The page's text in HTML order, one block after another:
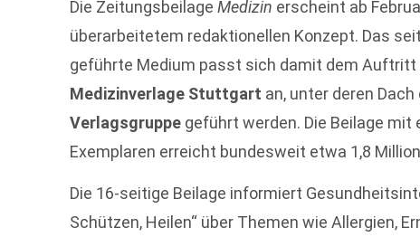
Die ZeitungsbeilageMedizin erscheint ab
überarbeitetem redaktionellen Konzept. Das
geführte Medium passt sich damit dem Auftritt
Medizinverlage Stuttgart an, unter deren
Verlagsgruppe geführt werden. Die Beilage mit
Exemplaren erreicht bundesweit etwa 1,8
Die 16-seitige Beilage informiert
Schützen, Heilen“ über Themen wie Allergien,